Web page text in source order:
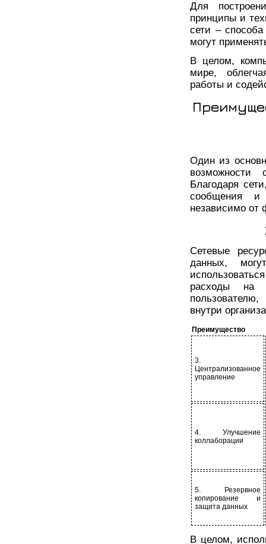
Для
принципы и
сети –
могут
В целом,
мире,
работы и
Один из
возможности
Благодаря
сообщения и
независимо от
Сетевые
данных,
расходы на
внутри
Преимущество
3.
Централизованное
управление
4. Улучшение
коллаборации
5. Резервное
копирование и
защита данных
В целом,